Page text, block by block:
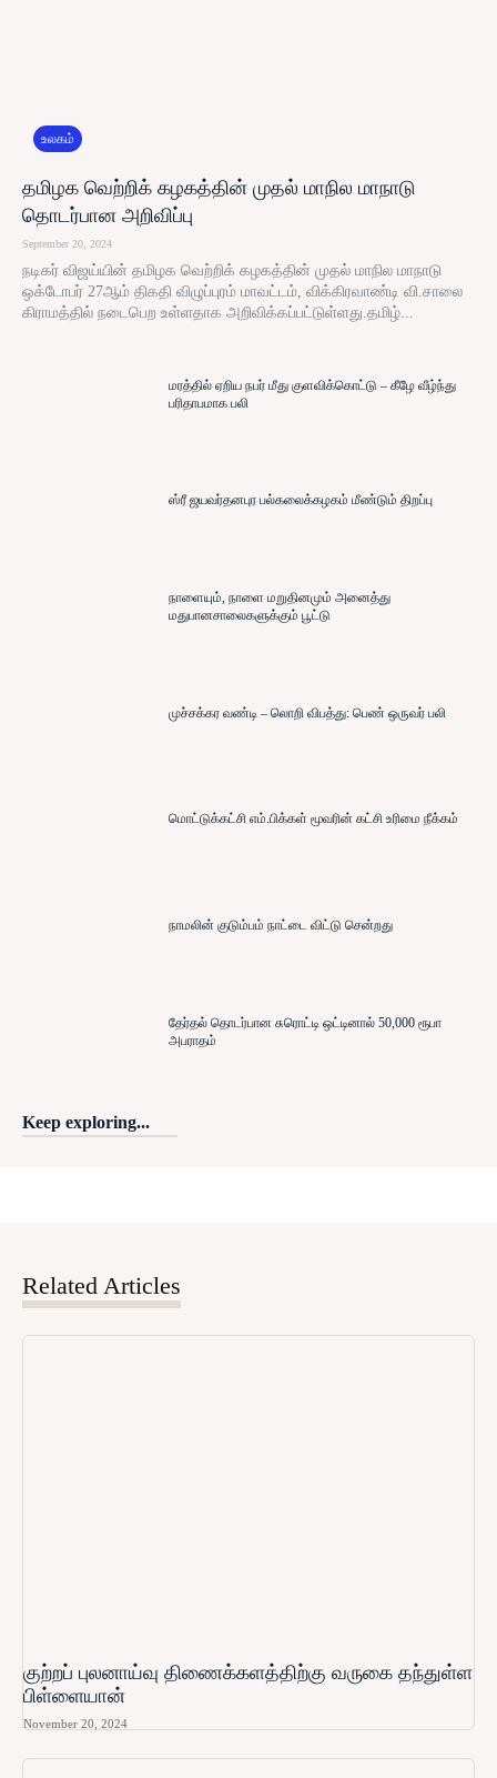
உலகம்
தமிழக வெற்றிக் கழகத்தின் முதல் மாநில மாநாடு
தொடர்பான அறிவிப்பு
September 20, 2024
நடிகர் விஜய்யின் தமிழக வெற்றிக் கழகத்தின் முதல் மாநில மாநாடு
ஒக்டோபர் 27ஆம் திகதி விழுப்புரம் மாவட்டம், விக்கிரவாண்டி வி.சாலை
கிராமத்தில் நடைபெற உள்ளதாக அறிவிக்கப்பட்டுள்ளது.தமிழ்...
மரத்தில் ஏறிய நபர் மீது குளவிக்கொட்டு – கீழே வீழ்ந்து
பரிதாபமாக பலி
ஸ்ரீ ஜயவர்தனபுர பல்கலைக்கழகம் மீண்டும் திறப்பு
நாளையும், நாளை மறுதினமும் அனைத்து
மதுபானசாலைகளுக்கும் பூட்டு
முச்சக்கர வண்டி – லொறி விபத்து: பெண் ஒருவர் பலி
மொட்டுக்கட்சி எம்.பிக்கள் மூவரின் கட்சி உரிமை நீக்கம்
நாமலின் குடும்பம் நாட்டை விட்டு சென்றது
தேர்தல் தொடர்பான சுரொட்டி ஒட்டினால் 50,000 ரூபா
அபராதம்
Keep exploring...
Related Articles
குற்றப் புலனாய்வு திணைக்களத்திற்கு வருகை தந்துள்ள
பிள்ளையான்
November 20, 2024